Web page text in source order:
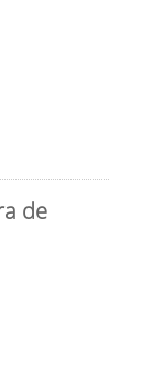
de